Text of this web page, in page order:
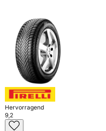
Hervorragend
9,2